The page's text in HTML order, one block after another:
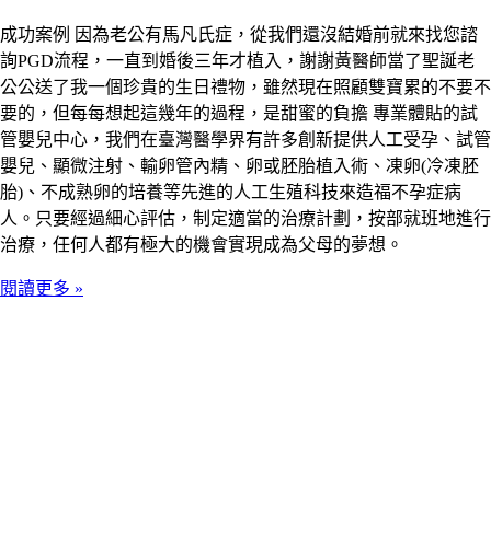
成功案例 因為老公有馬凡氏症，從我們還沒結婚前就來找您諮
詢PGD流程，一直到婚後三年才植入，謝謝黃醫師當了聖誕老
公公送了我一個珍貴的生日禮物，雖然現在照顧雙寶累的不要不
要的，但每每想起這幾年的過程，是甜蜜的負擔 專業體貼的試
管嬰兒中心，我們在臺灣醫學界有許多創新提供人工受孕、試管
嬰兒、顯微注射、輸卵管內精、卵或胚胎植入術、凍卵(冷凍胚
胎)、不成熟卵的培養等先進的人工生殖科技來造福不孕症病
人。只要經過細心評估，制定適當的治療計劃，按部就班地進行
治療，任何人都有極大的機會實現成為父母的夢想。
閱讀更多 »